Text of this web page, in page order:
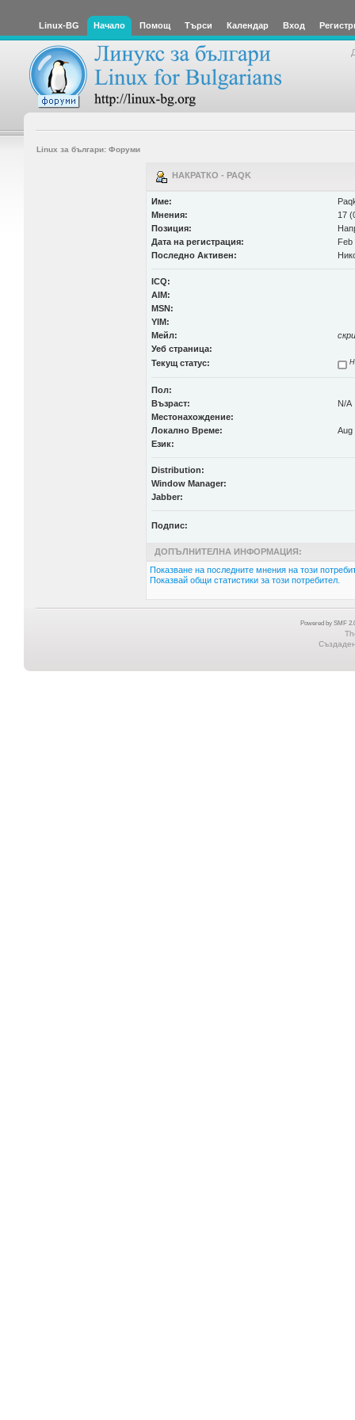
Linux-BG Начало Помощ Търси Календар Вход
Linux за българи: Форуми
НАКРАТКО - PAQK
Име:
Мнения:
17
Позиция:
Дата на регистрация:
Feb
Последно Активен:
ICQ:
AIM:
MSN:
YIM:
Мейл:
Уеб страница:
Текущ статус:
Пол:
Възраст:
N/A
Местонахождение:
Локално Време:
Aug
Език:
Distribution:
Window Manager:
Jabber:
Подпис:
ДОПЪЛНИТЕЛНА ИНФОРМАЦИЯ:
Показване на последните мнения на този
Показвай общи статистики за този потребител.
Powered by SMF